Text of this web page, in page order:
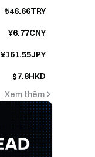
₺46.66TRY
¥6.77CNY
¥161.55JPY
$7.8HKD
Xem thêm